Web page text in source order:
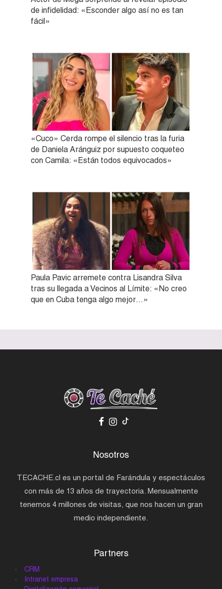
de infidelidad: «Esconder algo así no es tan
fácil»
«Cuco» Cerda rompe el silencio tras la furia
de Daniela Aránguiz por supuesto coqueteo
con Camila: «Están todos equivocados»
Paula Pavic arremete contra Lisandra Silva
tras su llegada a Vecinos al Límite: «No creo
que en Cuba tenga algo mejor…»
Nosotros
TECACHE.cl es un portal de Farándula y espectáculos
con más de 13 años de trayectoria. Mensualmente
tenemos 4 millones de visitas, que nos hacen un gran
medio independiente.
Partners
CRM
Intranet empresa